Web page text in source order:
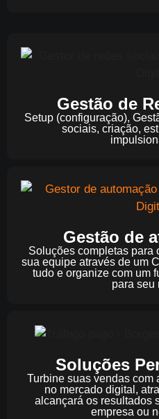
Gestão de
Setup (configuração),
sociais, criação,
Gestão de
Soluções completas para
sua equipe através de um
tudo e organize com um
para seu
Soluções
Turbine suas vendas com
no mercado digital,
alcançará os resultados
empresa ou